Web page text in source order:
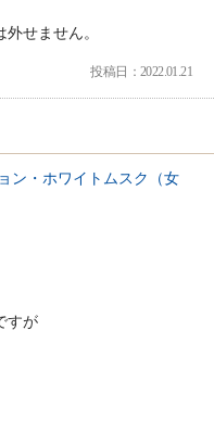
せません。
投稿日：2022.01.21
ン・ホワイトムスク（女
すが